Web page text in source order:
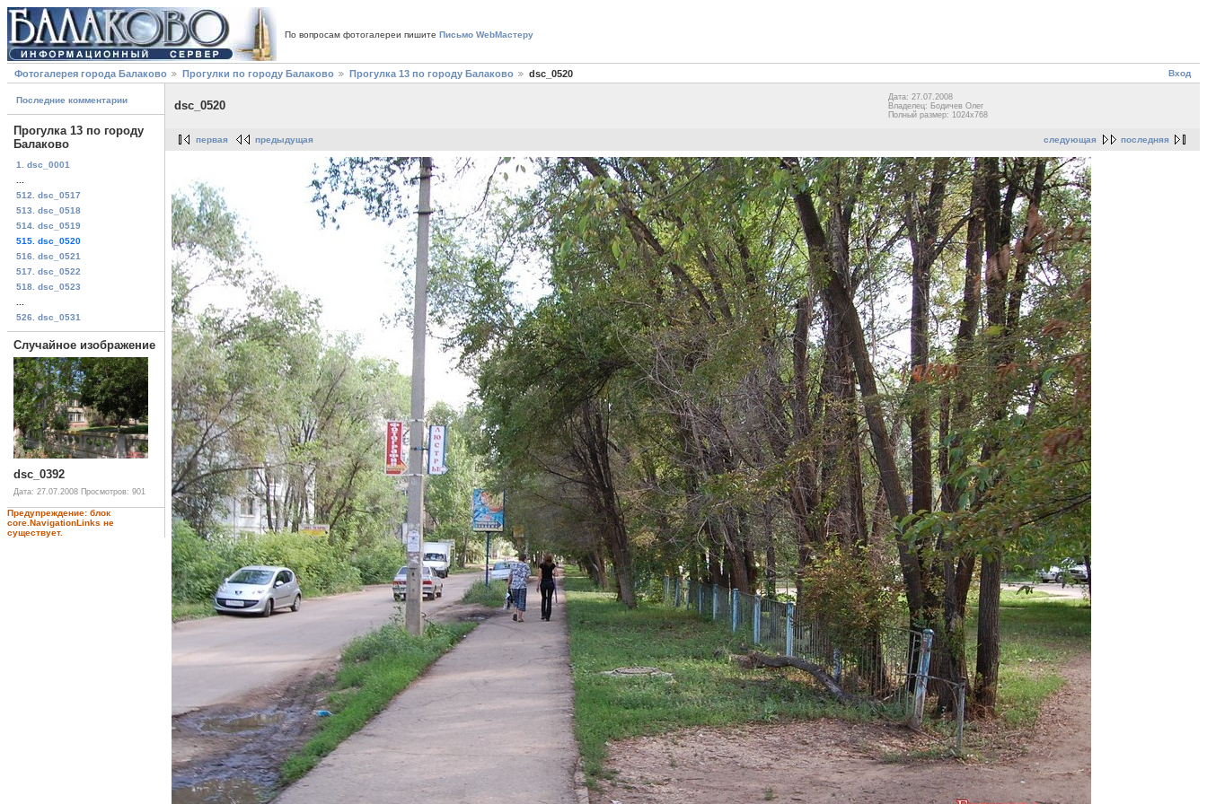
По вопросам фотогалереи пишите Письмо WebМастеру
Вход
Фотогалерея города Балаково Прогулки по городу Балаково Прогулка 13 по городу Балаково dsc_0520
Последние комментарии
Прогулка 13 по городу
Балаково
1. dsc_0001
512. dsc_0517
513. dsc_0518
514. dsc_0519
515. dsc_0520
516. dsc_0521
517. dsc_0522
518. dsc_0523
526. dsc_0531
Случайное изображение
dsc_0392
Дата: 27.07.2008 Просмотров: 901
Предупреждение: блок
core.NavigationLinks не
существует.
dsc_0520
Дата: 27.07.2008
Владелец: Бодичев Олег
Полный размер: 1024x768
следующая последняя
первая предыдущая